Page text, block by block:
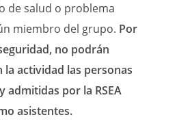
de salud o problema
miembro del grupo. Por
no podrán
la actividad las personas
admitidas por la RSEA
asistentes.